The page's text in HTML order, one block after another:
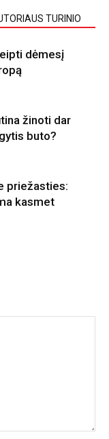
TURINIO
dėmesį
žinoti dar
buto?
priežasties:
kasmet